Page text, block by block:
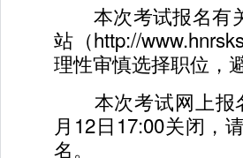
本次考试报名有
站（http://
理性审慎选择职位，
本次考试网上报
月12日17:00关闭，
名。